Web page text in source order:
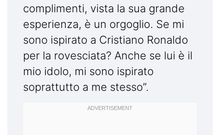
complimenti, vista la sua grande
esperienza, è un orgoglio. Se mi
sono ispirato a Cristiano Ronaldo
per la rovesciata? Anche se lui è il
mio idolo, mi sono ispirato
soprattutto a me stesso”.